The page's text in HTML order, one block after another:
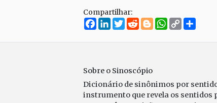
Compartilhar:
Facebook
LinkedIn
Twitter
RedditBloggerWhatsApp
Copy
Link
Sobre o Sinoscópio
Dicionário de sinônimos por
instrumento que revela os sentidos